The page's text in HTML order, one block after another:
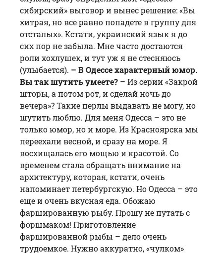
сибирский» выговор и вынес решение: «Вы
хитрая, но все равно попадете в группу для
отсталых». Кстати, украинский язык я до
сих пор не забыла. Мне часто достаются
роли хохлушек, и тут уж я не стесняюсь
(улыбается). – В Одессе характерный юмор.
Вы так шутить умеете? – Из серии «Закрой
шторы, а потом рот, и сделай ночь до
вечера»? Такие перлы выдавать не могу, но
шутить люблю. Для меня Одесса – это не
только юмор, но и море. Из Красноярска мы
переехали весной, и сразу на море. Я
восхищалась его мощью и красотой. Со
временем стала обращать внимание на
архитектуру, которая, кстати, очень
напоминает петербургскую. Но Одесса – это
еще и очень вкусная еда. Обожаю
фаршированную рыбу. Прошу не путать с
форшмаком! Приготовление
фаршированной рыбы – дело очень
трудоемкое. Нужно аккуратно, «чулком»